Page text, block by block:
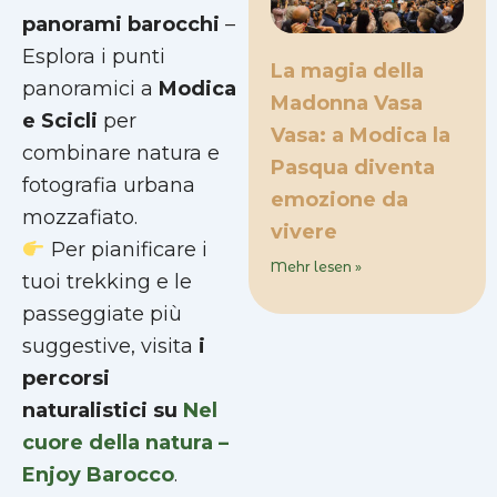
panorami barocchi –
Esplora i punti
panoramici a Modica
e Scicli per
combinare natura e
fotografia urbana
mozzafiato.
Per pianificare i
tuoi trekking e le
passeggiate più
suggestive, visita i
percorsi
naturalistici su Nel
cuore della natura –
Enjoy Barocco.
La magia della
Madonna Vasa
Vasa: a Modica la
Pasqua diventa
emozione da
vivere
Mehr lesen »